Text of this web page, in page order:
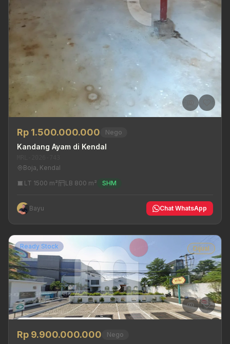
Rp 1.500.000.000 Nego
Kandang Ayam di Kendal
Boja, Kendal
LT 1500 m²
LB 800 m² SHM
Bayu Chat WhatsApp
Ready Stock Dijual
Rp 9.900.000.000 Nego